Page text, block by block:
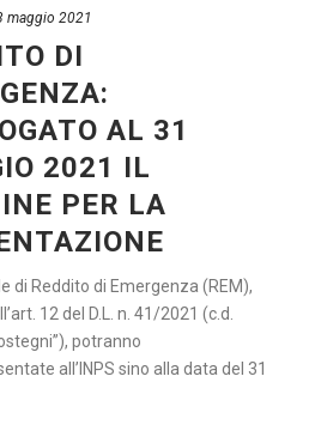
maggio 2021
DI
AL 31
2021 IL
PER LA
di Reddito di Emergenza (REM),
12 del D.L. n. 41/2021 (c.d.
potranno
all’INPS sino alla data del 31